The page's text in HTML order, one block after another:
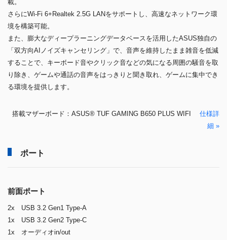
載。
さらにWi-Fi 6+Realtek 2.5G LANをサポートし、高速なネットワーク環
境を構築可能。
また、膨大なディープラーニングデータベースを活用したASUS独自の
「双方向AIノイズキャンセリング」で、音声を維持したまま雑音を低減
することで、キーボード音やクリック音などの気になる周囲の騒音を取
り除き、ゲームや通話の音声をはっきりと聞き取れ、ゲームに集中でき
る環境を提供します。
搭載マザーボード：ASUS® TUF GAMING B650 PLUS WIFI 仕様詳
細 »
ポート
前面ポート
2x USB 3.2 Gen1 Type-A
1x USB 3.2 Gen2 Type-C
1x オーディオin/out